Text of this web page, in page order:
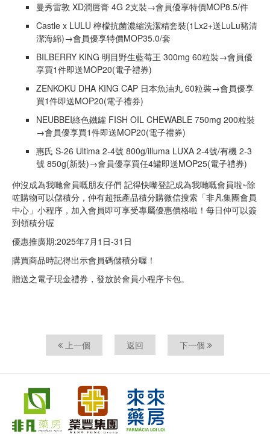
曼秀雷敦 XD潤唇膏 4G 2支裝→會員優享特價MOP8.5/件
Castle x LULU 檸檬抗菌濃縮洗潔精套裝(1Lx2+送LuLu豬清
潔海綿)→會員優享特價MOP35.0/套
BILBERRY KING 明目野生藍莓王 300mg 60粒裝→會員優
享買1件即送MOP20(電子禮券)
ZENKOKU DHA KING CAP 日本魚油丸 60粒裝→會員優享
買1件即送MOP20(電子禮券)
NEUBBEI綠色鐵罐 FISH OIL CHEWABLE 750mg 200粒裝
→會員優享買1件即送MOP20(電子禮券)
惠氏 S-26 Ultima 2-4號 800g/illuma LUXA 2-4號/有機 2-3
號 850g(新裝)→會員優享買任4罐即送MOP25(電子禮券)
仲沒成為我哋會員嘅朋友仔們 記得快嚟登記成為我哋嘅會員啦~除
咗購物可以儲積分，仲有超抵產品積分購微信搜索「非凡集團會員
中心」小程序，加入會員即可享受專屬優惠價格啦！每日仲可以簽
到領積分喔
優惠推廣期:2025年7月1日-31日
購買商品時記得出示會員碼儲積分喔！
贈送之電子現金禮券，發放於會員小程序卡包。
上一個 返回 下一個